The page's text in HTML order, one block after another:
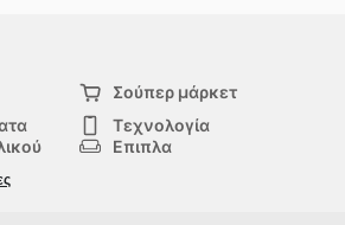
Σούπερ μάρκετ
Τεχνολογία
Επιπλα